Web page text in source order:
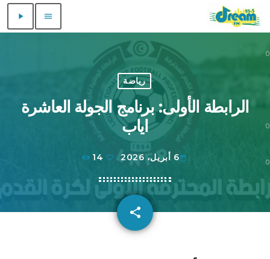
0
:
0
0
menu
play_arrow
رياضة
الرابطة الأولى: برنامج الجولة العاشرة
اياب
today6 أبريل، 2026 14
share
email